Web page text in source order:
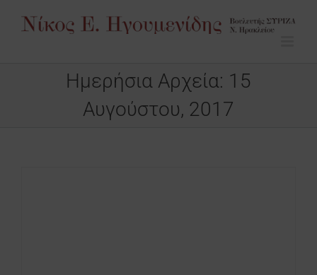
Ημερήσια Αρχεία: 15
Αυγούστου, 2017